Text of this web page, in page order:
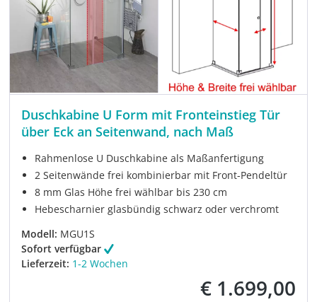
Duschkabine U Form mit Fronteinstieg Tür
über Eck an Seitenwand, nach Maß
Rahmenlose U Duschkabine als Maßanfertigung
2 Seitenwände frei kombinierbar mit Front-Pendeltür
8 mm Glas Höhe frei wählbar bis 230 cm
Hebescharnier glasbündig schwarz oder verchromt
Modell: MGU1S
Sofort verfügbar
Lieferzeit: 1-2 Wochen
Verkaufspreis:
€ 1.699,00